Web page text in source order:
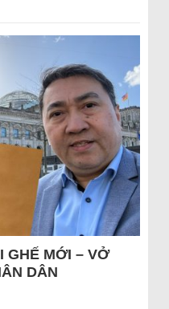
GHẾ MỚI – VỞ
DÂN